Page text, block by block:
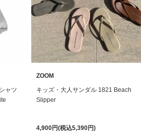
ャツ
ZOOM
キッズ・大人サンダル 1821 Beach
Slipper
4,900円(税込5,390円)